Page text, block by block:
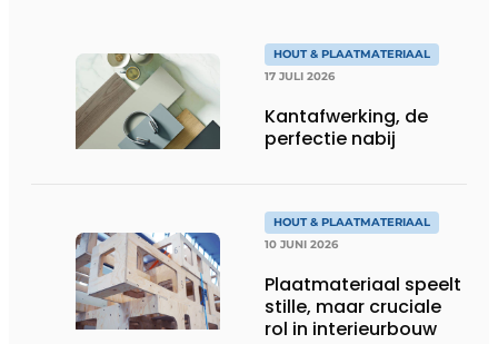
HOUT & PLAATMATERIAAL
17 JULI 2026
Kantafwerking, de
perfectie nabij
HOUT & PLAATMATERIAAL
10 JUNI 2026
Plaatmateriaal speelt
stille, maar cruciale
rol in interieurbouw